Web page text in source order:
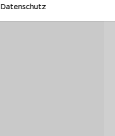
Datenschutz